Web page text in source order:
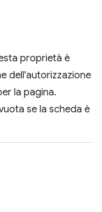
proprietà è
dell'autorizzazione
la pagina.
se la scheda è